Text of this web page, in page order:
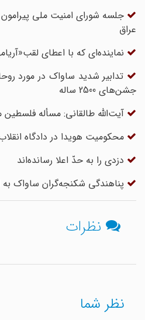
جلسه شورای امنیت ملی پیرامون
عراق
نماینده‌‌‌ای که با اعطای
تدابیر شدید ساواک در مورد
جشن‌های 2500 ساله
آیت‌الله طالقانی: مسأله فلسطین
محکومیت هویدا در دادگاه انقلاب
دزدی را به حدّ اعلا رسانده‌اند
پناهندگی شکنجه‌گران ساواک به
نظرات
نظر شما